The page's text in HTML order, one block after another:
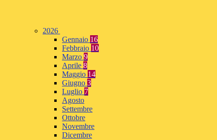
2026
Gennaio 16
Febbraio 10
Marzo 9
Aprile 8
Maggio 14
Giugno 3
Luglio 7
Agosto
Settembre
Ottobre
Novembre
Dicembre